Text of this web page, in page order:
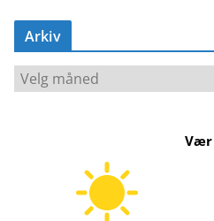
Arkiv
A
r
Vær